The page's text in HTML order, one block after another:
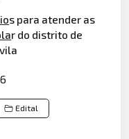
s para atender as
r do distrito de
Edital